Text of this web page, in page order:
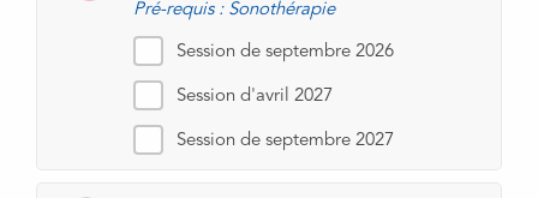
Pré-requis : Sonothérapie
Session de septembre 2026
Session d'avril 2027
Session de septembre 2027